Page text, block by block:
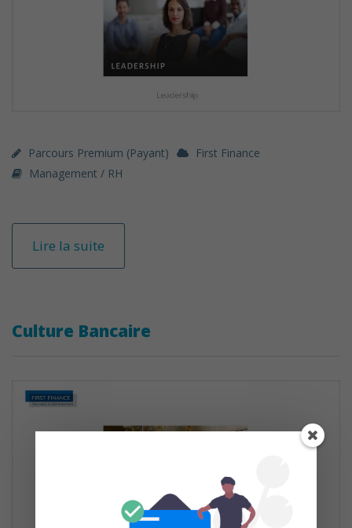
Parcours Premium (payant)
First Finance
Management / RH
Lire la suite
Culture Bancaire